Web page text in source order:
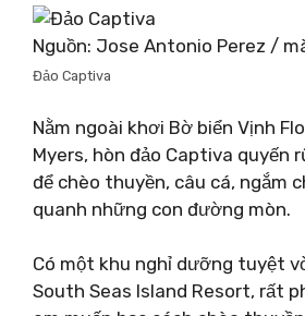
Nguồn: Jose Antonio Perez /
Đảo Captiva
Nằm ngoài khơi Bờ biển Vịnh
Myers, hòn đảo Captiva quyến
để chèo thuyền, câu cá, ngắm
quanh những con đường mòn.
Có một khu nghỉ dưỡng tuyệt
South Seas Island Resort, rất